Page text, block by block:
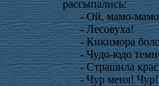
рассыпались:
- Ой, мамо-
- Лесовуха!
- Кикимора
- Чудо-юдо
- Страшила
- Чур меня!